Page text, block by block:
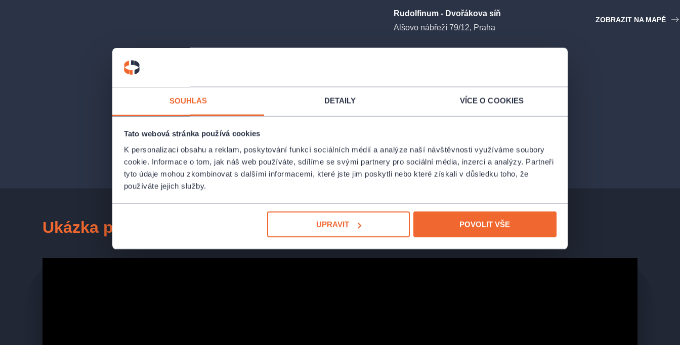
SOUHLAS DETAILY VÍCE O COOKIES
Tato webová stránka používá cookies
K personalizaci obsahu a reklam, poskytování funkcí sociálních médií a analýze naší návštěvnosti využíváme soubory
cookie. Informace o tom, jak náš web používáte, sdílíme se svými partnery pro sociální média, inzerci a analýzy. Partneři
tyto údaje mohou zkombinovat s dalšími informacemi, které jste jim poskytli nebo které získali v důsledku toho, že
používáte jejich služby.
UPRAVIT POVOLIT VŠE
Rudolfinum - Dvořákova síň
Alšovo nábřeží 79/12, Praha
ZOBRAZIT NA MAPĚ
Ukázka představení